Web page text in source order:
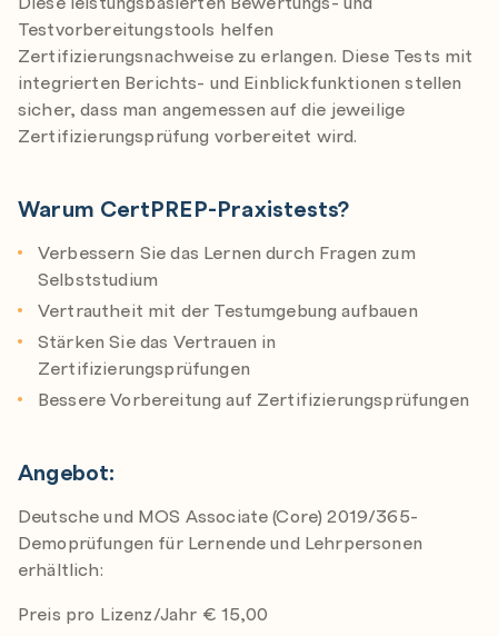
Testvorbereitungstools helfen
Zertifizierungsnachweise zu erlangen. Diese Tests mit
integrierten Berichts- und Einblickfunktionen stellen
sicher, dass man angemessen auf die jeweilige
Zertifizierungsprüfung vorbereitet wird.
Warum CertPREP-Praxistests?
Verbessern Sie das Lernen durch Fragen zum
Selbststudium
Vertrautheit mit der Testumgebung aufbauen
Stärken Sie das Vertrauen in
Zertifizierungsprüfungen
Bessere Vorbereitung auf Zertifizierungsprüfungen
Angebot:
Deutsche und MOS Associate (Core) 2019/365-
Demoprüfungen für Lernende und Lehrpersonen
erhältlich:
Preis pro Lizenz/Jahr € 15,00